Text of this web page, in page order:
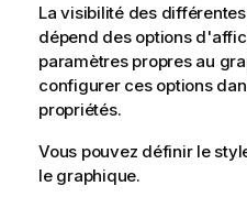
La visibilité des
dépend des options
paramètres propres au
configurer ces options
propriétés.
Vous pouvez définir le
le graphique.